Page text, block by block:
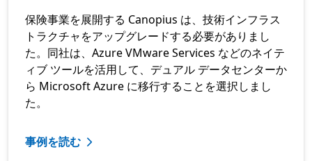
保険事業を展開する Canopius は、技術インフラス
トラクチャをアップグレードする必要がありまし
た。同社は、Azure VMware Services などのネイテ
ィブ ツールを活用して、デュアル データセンターか
ら Microsoft Azure に移行することを選択しまし
た。
事例を読む